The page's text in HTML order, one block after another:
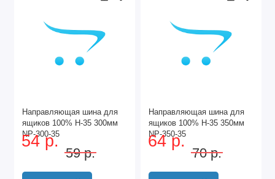
Направляющая шина для
ящиков 100% Н-35 300мм
NP-300-35
54 р.
59 р.
Направляющая шина для
ящиков 100% Н-35 350мм
NP-350-35
64 р.
70 р.